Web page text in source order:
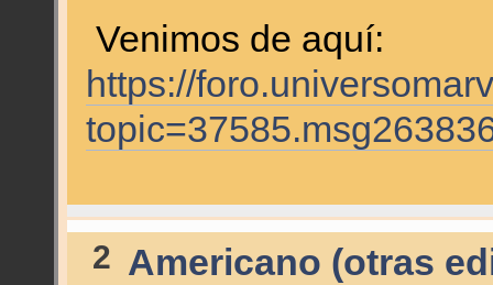
Venimos de aquí:
https://
2 Americano (otras